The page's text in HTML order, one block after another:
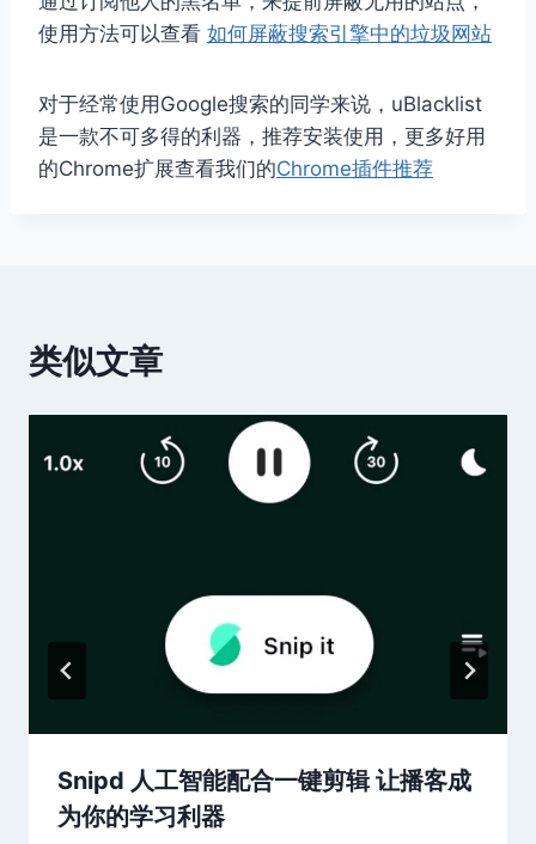
使用方法可以查看 如何屏蔽搜索引擎中的垃圾网站
对于经常使用Google搜索的同学来说，uBlacklist
是一款不可多得的利器，推荐安装使用，更多好用
的Chrome扩展查看我们的Chrome插件推荐
类似文章
Snipd 人工智能配合一键剪辑 让播客成
为你的学习利器